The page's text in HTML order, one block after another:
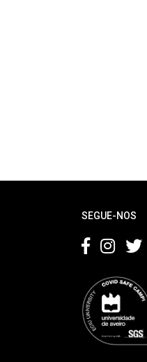
SEGUE-NOS